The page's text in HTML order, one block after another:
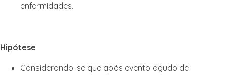
enfermidades.
Hipótese
Considerando-se que após evento agudo de